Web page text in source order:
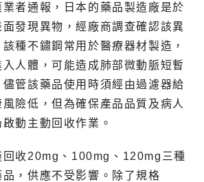
者通報，日本的藥品製造廠是於
發現異物，經廠商調查確認該異
種不鏽鋼常用於醫療器材製造，
人體，可能造成肺部微動脈短暫
儘管該藥品使用時須經由過濾器給
險低，但為確保產品品質及病人
動主動回收作業。
回收20mg、100mg、120mg三種
，供應不受影響。除了規格